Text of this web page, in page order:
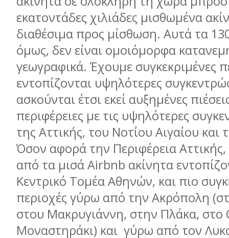
εκατοντάδες χιλιάδες μισθωμένα
διαθέσιμα προς μίσθωση. Αυτά τα
όμως, δεν είναι ομοιόμορφα
γεωγραφικά. Έχουμε συγκεκριμένες
εντοπίζονται υψηλότερες
ασκούνται έτσι εκεί αυξημένες
περιφέρειες με τις υψηλότερες
της Αττικής, του Νοτίου Αιγαίου και
Όσον αφορά την Περιφέρεια
από τα μισά Airbnb ακίνητα
Κεντρικό Τομέα Αθηνών, και πιο
περιοχές γύρω από την Ακρόπολη
στου Μακρυγιάννη, στην Πλάκα, στο
Μοναστηράκι) και γύρω από τον